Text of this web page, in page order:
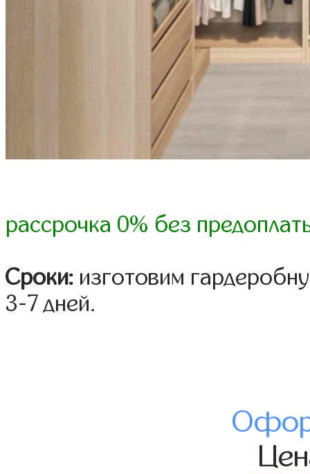
рассрочка 0% без
Сроки: изготовим
3-7 дней.